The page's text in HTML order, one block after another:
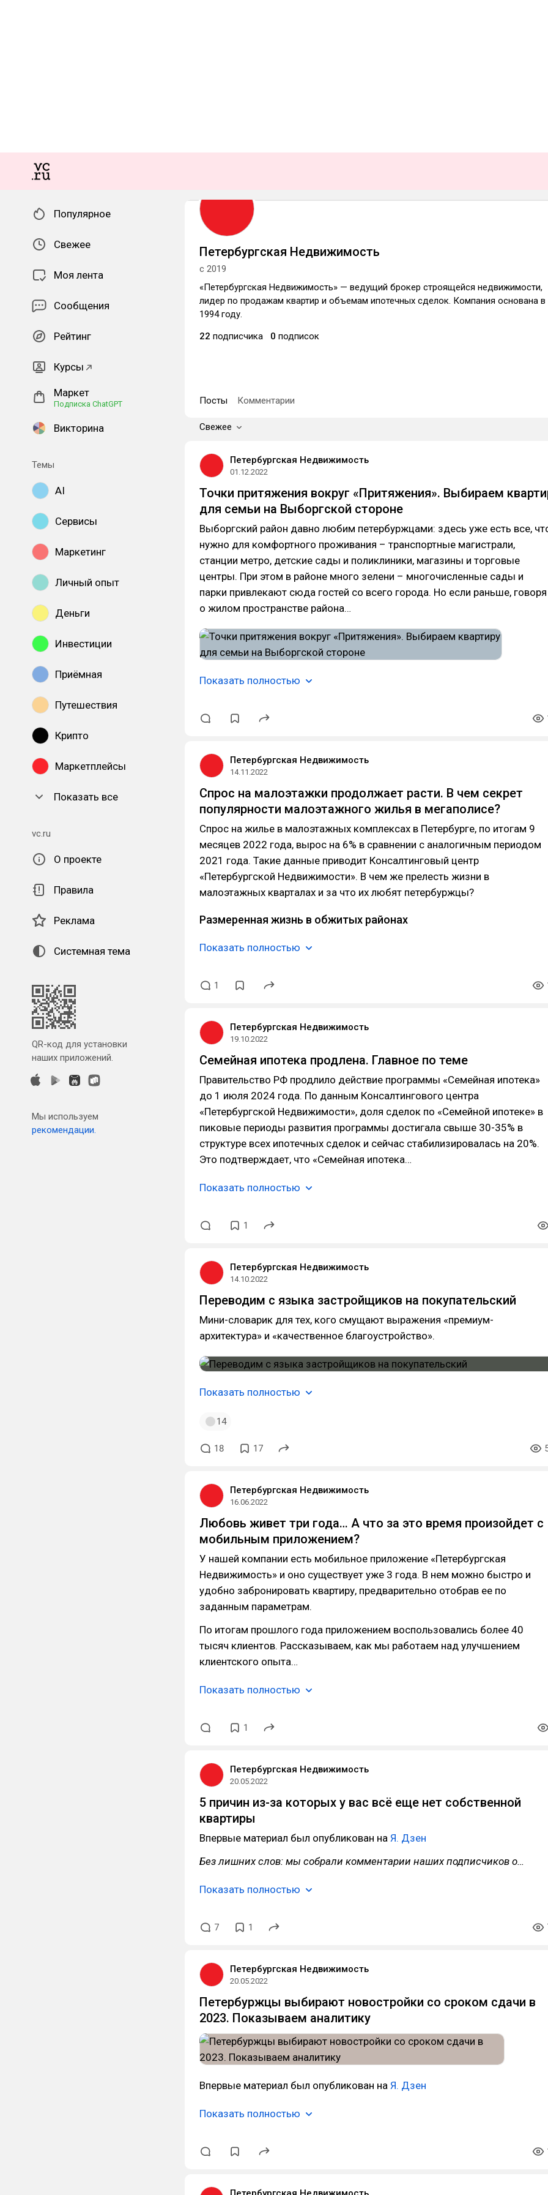
Популярное
Свежее
Моя лента
Сообщения
Рейтинг
Курсы
Маркет
Подписка ChatGPT
Викторина
Темы
AI
Сервисы
Маркетинг
Личный опыт
Деньги
Инвестиции
Приёмная
Путешествия
Крипто
Маркетплейсы
Показать все
vc.ru
О проекте
Правила
Реклама
Системная тема
QR-код для установки
наших приложений.
Мы используем
рекомендации.
Петербургская Недвижимость
с 2019
«Петербургская Недвижимость» — ведущий брокер строящейся недвижимости,
лидер по продажам квартир и объемам ипотечных сделок. Компания основана в
1994 году.
22 подписчика 0 подписок
Посты Комментарии
Свежее
Петербургская Недвижимость
01.12.2022
Точки притяжения вокруг «Притяжения». Выбираем
для семьи на Выборгской стороне
Выборгский район давно любим петербуржцами: здесь уже есть все,
нужно для комфортного проживания – транспортные магистрали,
станции метро, детские сады и поликлиники, магазины и торговые
центры. При этом в районе много зелени – многочисленные сады и
парки привлекают сюда гостей со всего города. Но если раньше, говоря
о жилом пространстве района…
Показать полностью
Петербургская Недвижимость
14.11.2022
Спрос на малоэтажки продолжает расти. В чем секрет
популярности малоэтажного жилья в мегаполисе?
Спрос на жилье в малоэтажных комплексах в Петербурге, по итогам 9
месяцев 2022 года, вырос на 6% в сравнении с аналогичным периодом
2021 года. Такие данные приводит Консалтинговый центр
«Петербургской Недвижимости». В чем же прелесть жизни в
малоэтажных кварталах и за что их любят петербуржцы?
Размеренная жизнь в обжитых районах
Показать полностью
1
Петербургская Недвижимость
19.10.2022
Семейная ипотека продлена. Главное по теме
Правительство РФ продлило действие программы «Семейная ипотека»
до 1 июля 2024 года. По данным Консалтингового центра
«Петербургской Недвижимости», доля сделок по «Семейной ипотеке» в
пиковые периоды развития программы достигала свыше 30-35% в
структуре всех ипотечных сделок и сейчас стабилизировалась на 20%.
Это подтверждает, что «Семейная ипотека…
Показать полностью
1
Петербургская Недвижимость
14.10.2022
Переводим с языка застройщиков на покупательский
Мини-словарик для тех, кого смущают выражения «премиум-
архитектура» и «качественное благоустройство».
Показать полностью
14
18 17
Петербургская Недвижимость
16.06.2022
Любовь живет три года… А что за это время произойдет с
мобильным приложением?
У нашей компании есть мобильное приложение «Петербургская
Недвижимость» и оно существует уже 3 года. В нем можно быстро и
удобно забронировать квартиру, предварительно отобрав ее по
заданным параметрам.
По итогам прошлого года приложением воспользовались более 40
тысяч клиентов. Рассказываем, как мы работаем над улучшением
клиентского опыта…
Показать полностью
1
Петербургская Недвижимость
20.05.2022
5 причин из-за которых у вас всё еще нет собственной
квартиры
Впервые материал был опубликован на Я. Дзен
Без лишних слов: мы собрали комментарии наших подписчиков о…
Показать полностью
7 1
Петербургская Недвижимость
20.05.2022
Петербуржцы выбирают новостройки со сроком сдачи в
2023. Показываем аналитику
Впервые материал был опубликован на Я. Дзен
Показать полностью